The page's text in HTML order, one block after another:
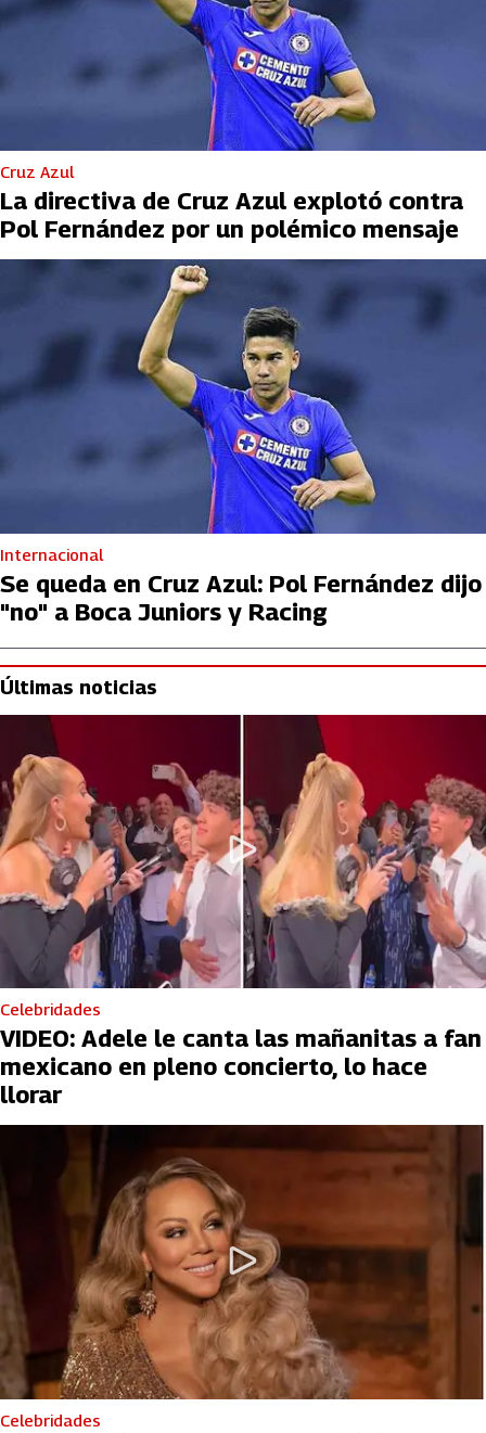
Cruz Azul
La directiva de Cruz Azul explotó contra
Pol Fernández por un polémico mensaje
Internacional
Se queda en Cruz Azul: Pol Fernández dijo
"no" a Boca Juniors y Racing
Últimas noticias
Celebridades
VIDEO: Adele le canta las mañanitas a fan
mexicano en pleno concierto, lo hace
llorar
Celebridades